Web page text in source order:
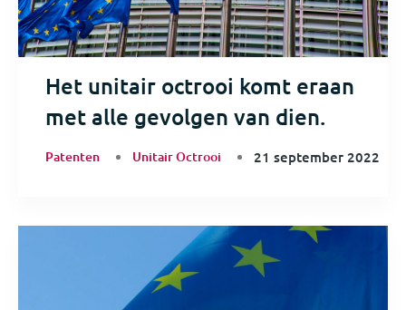
Het unitair octrooi komt eraan
met alle gevolgen van dien.
Patenten Unitair Octrooi 21 september 2022